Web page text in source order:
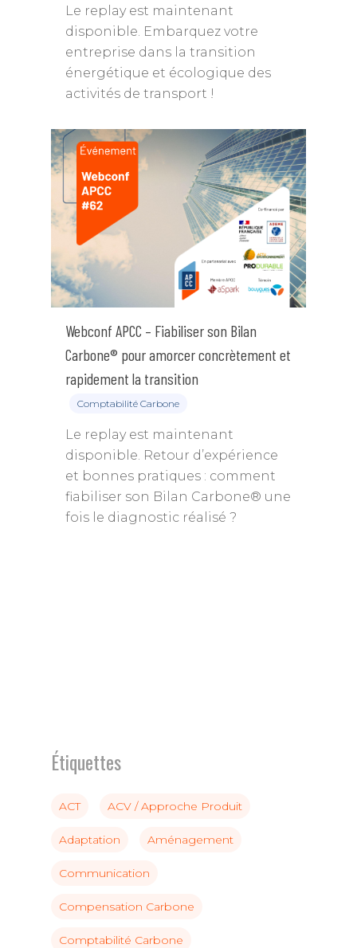
Le replay est maintenant
disponible. Embarquez votre
entreprise dans la transition
énergétique et écologique des
activités de transport !
Webconf APCC – Fiabiliser son Bilan
Carbone® pour amorcer concrètement et
rapidement la transition
Comptabilité Carbone
Le replay est maintenant
disponible. Retour d’expérience
et bonnes pratiques : comment
fiabiliser son Bilan Carbone® une
fois le diagnostic réalisé ?
Étiquettes
ACT ACV / Approche Produit
Adaptation Aménagement
Communication
Compensation Carbone
Comptabilité Carbone